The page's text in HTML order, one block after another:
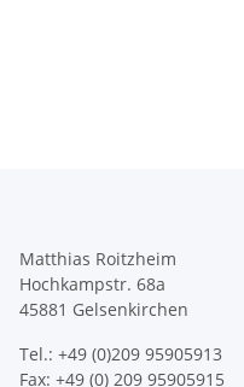
Matthias Roitzheim
Hochkampstr. 68a
45881 Gelsenkirchen
Tel.: +49 (0)209 95905913
Fax: +49 (0) 209 95905915